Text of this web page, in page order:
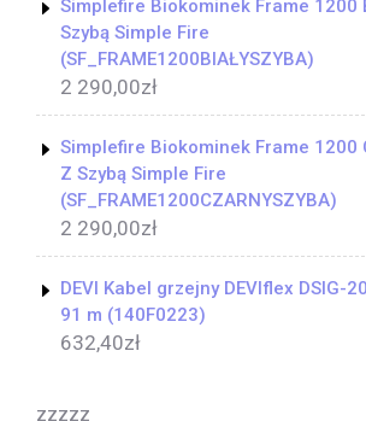
Simplefire Biokominek Frame 1200
Szybą Simple Fire
(SF_FRAME1200BIAŁYSZYBA)
2 290,00zł
Simplefire Biokominek Frame 1200
Z Szybą Simple Fire
(SF_FRAME1200CZARNYSZYBA)
2 290,00zł
DEVI Kabel grzejny DEVIflex DSIG-
91 m (140F0223)
632,40zł
zzzzz